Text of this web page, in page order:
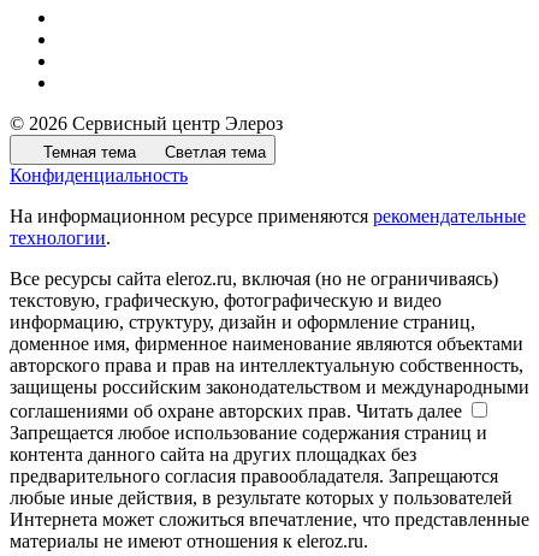
© 2026 Сервисный центр Элероз
Темная тема Светлая тема
Конфиденциальность
На информационном ресурсе применяются рекомендательные
технологии.
Все ресурсы сайта eleroz.ru, включая (но не ограничиваясь)
текстовую, графическую, фотографическую и видео
информацию, структуру, дизайн и оформление страниц,
доменное имя, фирменное наименование являются объектами
авторского права и прав на интеллектуальную собственность,
защищены российским законодательством и международными
соглашениями об охране авторских прав. Читать далее
Запрещается любое использование содержания страниц и
контента данного сайта на других площадках без
предварительного согласия правообладателя. Запрещаются
любые иные действия, в результате которых у пользователей
Интернета может сложиться впечатление, что представленные
материалы не имеют отношения к eleroz.ru.